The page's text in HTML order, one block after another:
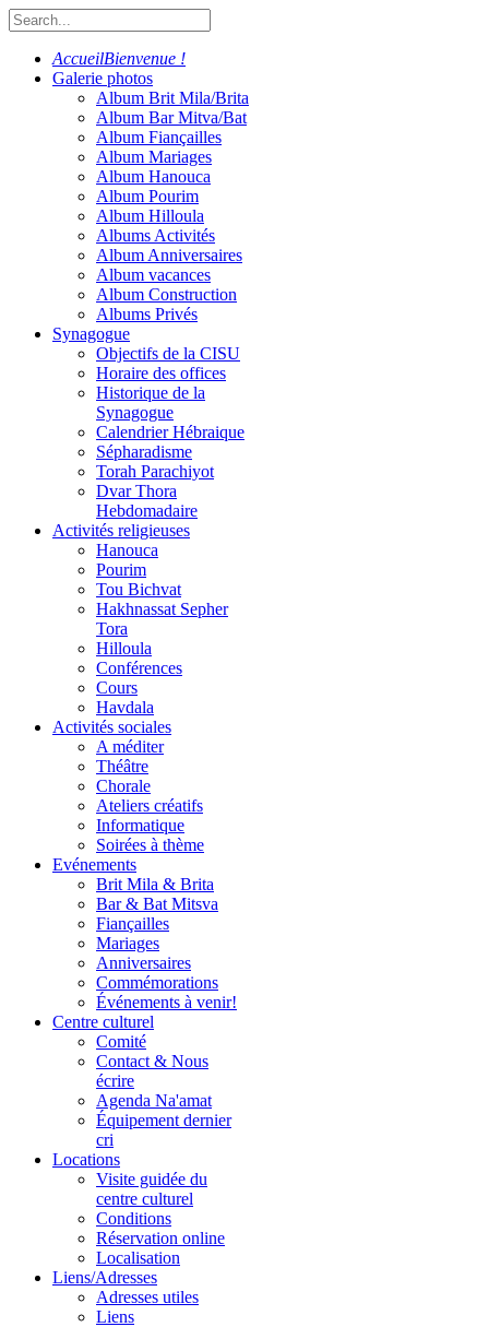
AccueilBienvenue !
Galerie photos
Album Brit Mila/Brita
Album Bar Mitva/Bat
Album Fiançailles
Album Mariages
Album Hanouca
Album Pourim
Album Hilloula
Albums Activités
Album Anniversaires
Album vacances
Album Construction
Albums Privés
Synagogue
Objectifs de la CISU
Horaire des offices
Historique de la
Synagogue
Calendrier Hébraique
Sépharadisme
Torah Parachiyot
Dvar Thora
Hebdomadaire
Activités religieuses
Hanouca
Pourim
Tou Bichvat
Hakhnassat Sepher
Tora
Hilloula
Conférences
Cours
Havdala
Activités sociales
A méditer
Théâtre
Chorale
Ateliers créatifs
Informatique
Soirées à thème
Evénements
Brit Mila & Brita
Bar & Bat Mitsva
Fiançailles
Mariages
Anniversaires
Commémorations
Événements à venir!
Centre culturel
Comité
Contact & Nous
écrire
Agenda Na'amat
Équipement dernier
cri
Locations
Visite guidée du
centre culturel
Conditions
Réservation online
Localisation
Liens/Adresses
Adresses utiles
Liens